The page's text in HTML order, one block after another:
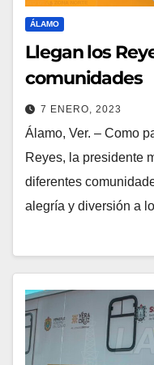
ÁLAMO
Llegan los
comunidades
7 ENERO, 2023
Álamo, Ver. – Como
Reyes, la presidente
diferentes
alegría y diversión a